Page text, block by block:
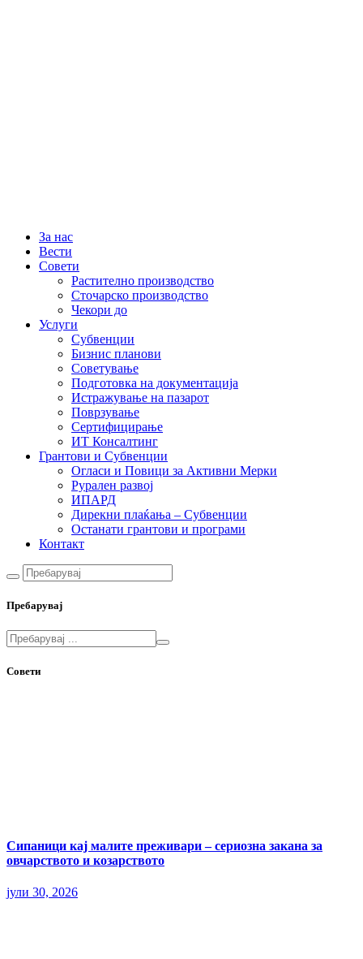
За нас
Вести
Совети
Растително производство
Сточарско производство
Чекори до
Услуги
Субвенции
Бизнис планови
Советување
Подготовка на документација
Истражување на пазарот
Поврзување
Сертифицирање
ИТ Консалтинг
Грантови и Субвенции
Огласи и Повици за Активни Мерки
Рурален развој
ИПАРД
Дирекни плаќања – Субвенции
Останати грантови и програми
Контакт
Пребарувај
Совети
Сипаници кај малите преживари – сериозна закана за
овчарството и козарството
јули 30, 2026